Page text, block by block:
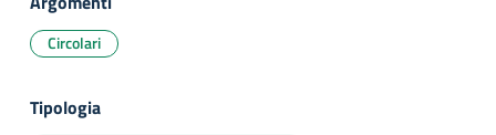
Circolari
Tipologia